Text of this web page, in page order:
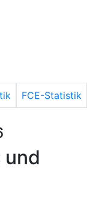
FCE-Statistik
und